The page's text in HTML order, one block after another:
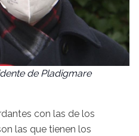
de Pladigmare
con las de los
las que tienen los